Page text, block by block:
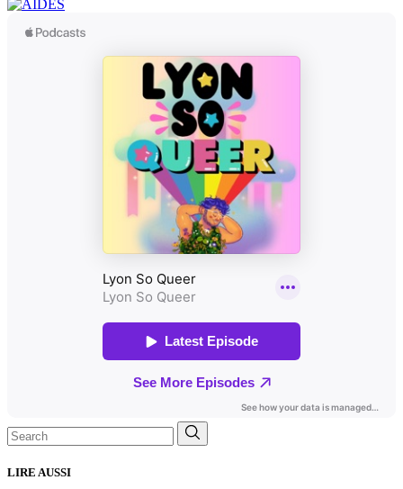
Search
for:
LIRE AUSSI